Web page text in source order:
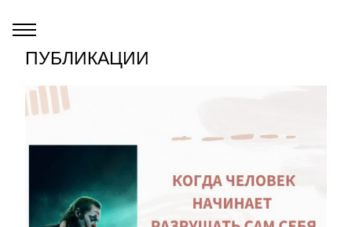
ПУБЛИКАЦИИ